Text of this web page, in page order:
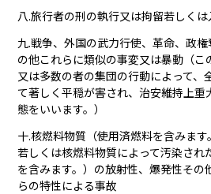
八.旅行者の刑の執行又は拘留若しく
九.戦争、外国の武力行使、革命、政
の他これらに類似の事変又は暴動（こ
又は多数の者の集団の行動によって、
て著しく平穏が害され、治安維持上重
態をいいます。）
十.核燃料物質（使用済燃料を含みます
若しくは核燃料物質によって汚染され
を含みます。）の放射性、爆発性その
らの特性による事故